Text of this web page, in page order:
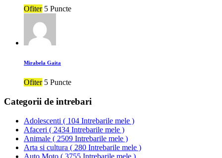
Ofiter 5 Puncte
Mirabela Gaita
Ofiter 5 Puncte
Categorii de intrebari
Adolescenti ( 104 Intrebarile mele )
Afaceri ( 2434 Intrebarile mele )
Animale ( 2509 Intrebarile mele )
Arta si cultura ( 280 Intrebarile mele )
Auto Moto ( 3755 Intrebarile mele )